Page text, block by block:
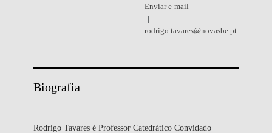
Enviar e-mail
rodrigo.tavares@novasbe.pt
Biografia
Rodrigo Tavares é Professor Catedrático Convidado